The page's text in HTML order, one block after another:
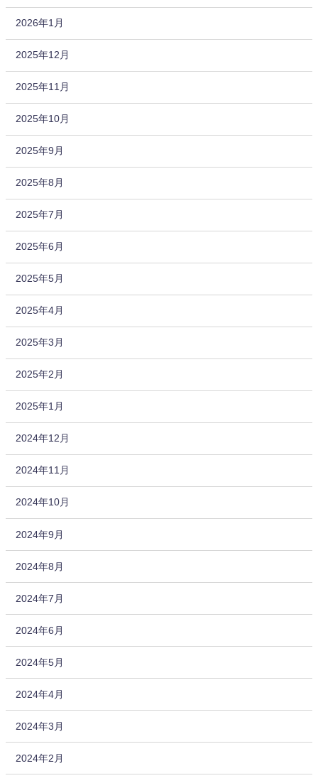
2026年1月
2025年12月
2025年11月
2025年10月
2025年9月
2025年8月
2025年7月
2025年6月
2025年5月
2025年4月
2025年3月
2025年2月
2025年1月
2024年12月
2024年11月
2024年10月
2024年9月
2024年8月
2024年7月
2024年6月
2024年5月
2024年4月
2024年3月
2024年2月